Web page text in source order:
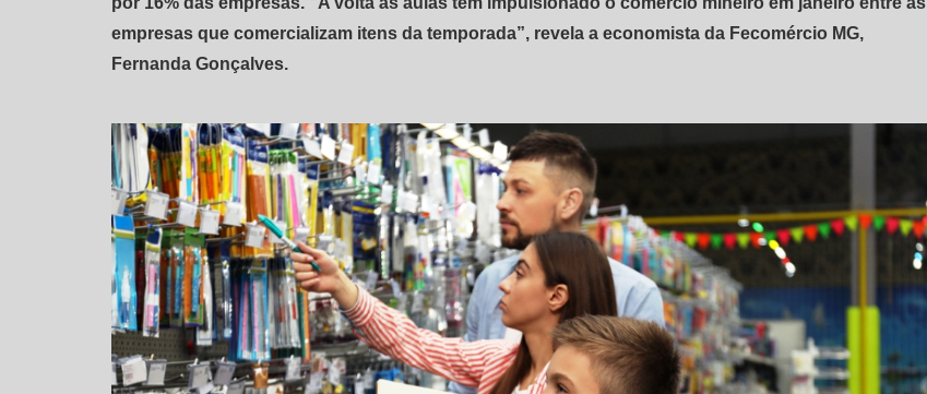
empresas que comercializam itens da temporada”, revela a economista da Fecomércio MG,
Fernanda Gonçalves.